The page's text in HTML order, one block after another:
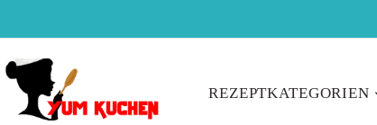
REZEPTKATEGORIEN